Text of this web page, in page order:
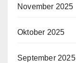
November 2025
Oktober 2025
September 2025